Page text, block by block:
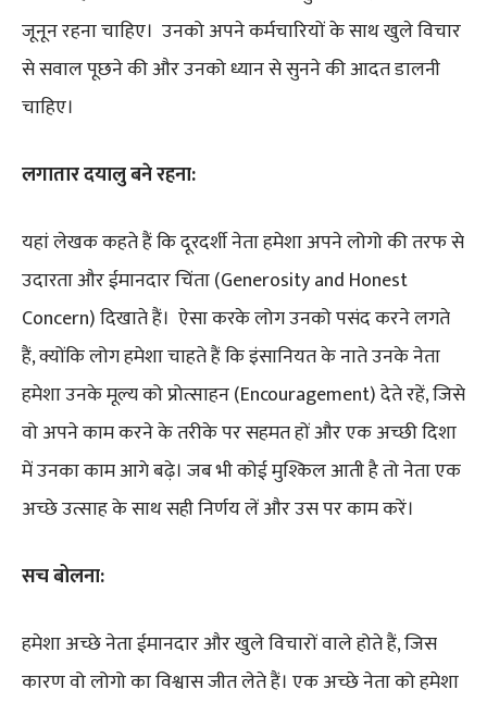
जूनून रहना चाहिए। उनको अपने कर्मचारियों के साथ खुले विचार
से सवाल पूछने की और उनको ध्यान से सुनने की आदत डालनी
चाहिए।
लगातार दयालु बने रहना:
यहां लेखक कहते हैं कि दूरदर्शी नेता हमेशा अपने लोगो की तरफ से
उदारता और ईमानदार चिंता (Generosity and Honest
Concern) दिखाते हैं। ऐसा करके लोग उनको पसंद करने लगते
हैं, क्योंकि लोग हमेशा चाहते हैं कि इंसानियत के नाते उनके नेता
हमेशा उनके मूल्य को प्रोत्साहन (Encouragement) देते रहें, जिसे
वो अपने काम करने के तरीके पर सहमत हों और एक अच्छी दिशा
में उनका काम आगे बढ़े। जब भी कोई मुश्किल आती है तो नेता एक
अच्छे उत्साह के साथ सही निर्णय लें और उस पर काम करें।
सच बोलना:
हमेशा अच्छे नेता ईमानदार और खुले विचारों वाले होते हैं, जिस
कारण वो लोगो का विश्वास जीत लेते हैं। एक अच्छे नेता को हमेशा